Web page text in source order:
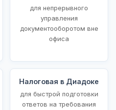
для непрерывного
управления
документооборотом вне
офиса
Налоговая в Диадоке
для быстрой подготовки
ответов на требования